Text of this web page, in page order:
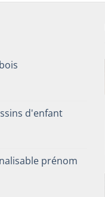
:
d'enfant
:
prénom